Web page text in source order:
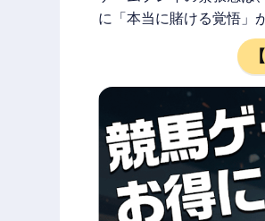
に「本当に賭ける覚悟」